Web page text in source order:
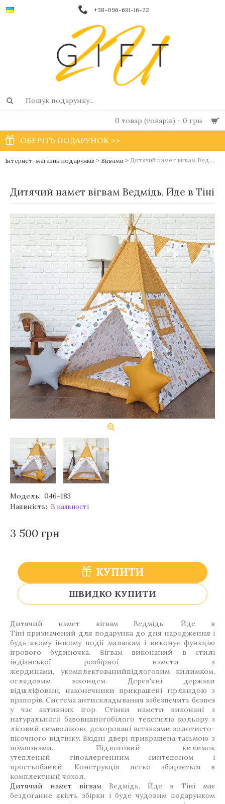
+38-096-691-16-22
0 товар (товарів) - 0 грн
ОБЕРІТЬ ПОДАРУНОК >>
Інтернет-магазин подарунків > Вігвами > Дитячий намет вігвам Ведмідь, Йде в Тіні
Дитячий намет вігвам Ведмідь, Йде в Тіні
Модель: 046-183
Наявність: В наявності
3 500 грн
КУПИТИ
ШВИДКО КУПИТИ
Дитячий намет вігвам Ведмідь, Йде в
Тіні призначений для подарунка до дня народження і
будь-якому іншому події малюкам і виконує функцію
ігрового будиночка. Вігвам виконаний в стилі
індіанської розбірної намети з
жердинами, укомплектованийпідлоговим килимком,
оглядовим віконцем. Дерев'яні держаки
відшліфовані, наконечники прикрашені гірляндою з
прапорів. Система антискладывания забезпечить безпека
у час активних ігор. Стінки намети виконані з
натурального бавовняногобілого текстилю кольору з
лісовий символікою, декоровані вставками золотисто-
пісочного відтінку. Вхідні двері прикрашена тасьмою з
помпонами. Підлоговий килимок
утеплений гіпоалергенним синтепоном і
простьобаний. Конструкція легко збирається в
комплектний чохол.
Дитячий намет вігвам Ведмідь, Йде в Тіні має
бездоганне якість збірки і буде чудовим подарунком